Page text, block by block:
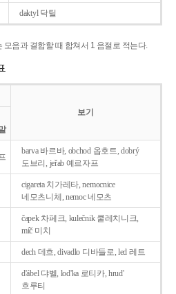
daktyl 닥틸
모음과 결합할 때 합쳐서 1 음절로 적는다.
보기
barva 바르바, obchod 옵호트, dobrý
도브리, jeřab 예르자프
cigareta 치가레타, nemocnice
네모츠니체, nemoc 네모츠
čapek 차페크, kulečnik 쿨레치니크,
míč 미치
dech 데흐, divadlo 디바들로, led 레트
d'ábel 댜벨, lod'ka 로티카, hrud'
흐루티